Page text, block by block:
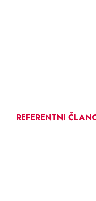
REFERENTNI